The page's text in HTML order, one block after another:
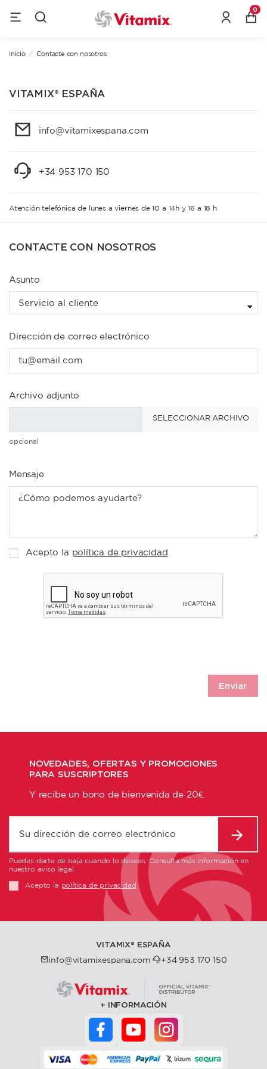
0
Inicio Contacte con nosotros
VITAMIX®️ ESPAÑA
info@vitamixespana.com
+34 953 170 150
Atención telefónica de lunes a viernes de 10 a 14h y 16 a 18 h
CONTACTE CON NOSOTROS
Asunto
Dirección de correo electrónico
Archivo adjunto
SELECCIONAR ARCHIVO
opcional
Mensaje
Acepto la política de privacidad
NOVEDADES, OFERTAS Y PROMOCIONES
PARA SUSCRIPTORES
Y recibe un bono de bienvenida de 20€.
Puedes darte de baja cuando lo desees. Consulta más información en
nuestro aviso legal
Acepto la política de privacidad
VITAMIX®️ ESPAÑA
info@vitamixespana.com +34 953 170 150
INFORMACIÓN